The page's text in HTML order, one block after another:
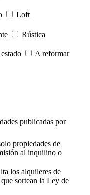
Loft
Rústica
A reformar
publicadas por
propiedades de
al inquilino o
los alquileres de
sortean la Ley de